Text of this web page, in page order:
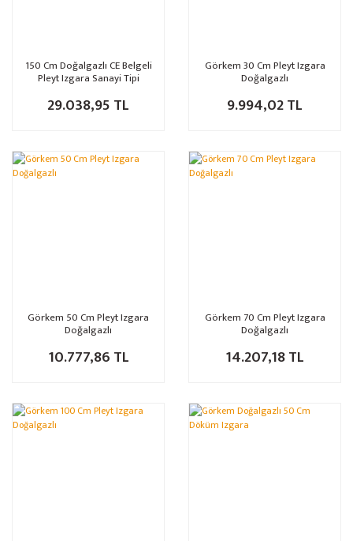
150 Cm Doğalgazlı CE Belgeli
Pleyt Izgara Sanayi Tipi
29.038,95 TL
Görkem 30 Cm Pleyt Izgara
Doğalgazlı
9.994,02 TL
Görkem 50 Cm Pleyt Izgara
Doğalgazlı
10.777,86 TL
Görkem 70 Cm Pleyt Izgara
Doğalgazlı
14.207,18 TL